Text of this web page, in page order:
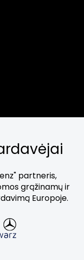
partneris,
grąžinamų ir
Europoje.